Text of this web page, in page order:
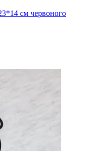
см червоного